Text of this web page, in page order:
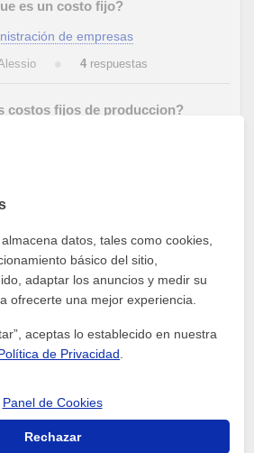
es un costo fijo?
de empresas
4respuestas
costos fijos de produccion?
de preguntas y respuestas de
España. Puedes realizar preguntas
de la comunidad de Tusclases.
una duda puntual sobre un idioma
que dispones de miles de profesores
datos, tales como cookies,
básico del sitio,
adaptar los anuncios y medir su
ofrecerte una mejor experiencia.
aceptas lo establecido en nuestra
de Privacidad
Panel de Cookies
Rechazar